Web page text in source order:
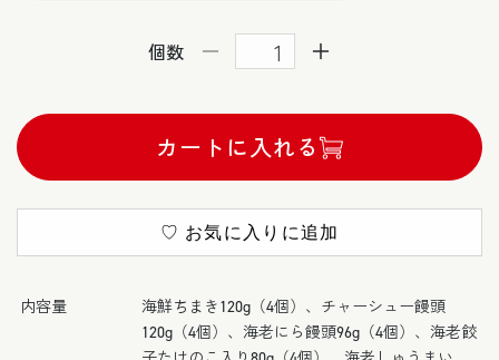
個数
璃
宮
セ
ッ
の
個
赤
璃
宮
セ
ッ
の
個
カートに入れる
♡ お気に入りに追加
内容量
海鮮ちまき120g（4個）、チャーシュー饅頭
120g（4個）、海老にら饅頭96g（4個）、海老餃